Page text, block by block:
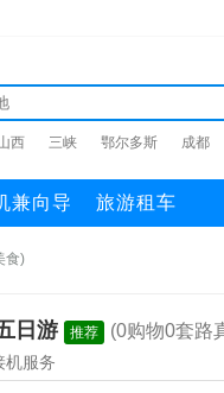
西 三峡 鄂尔多斯 成都
兼向导 旅游租车
食)
日游 推荐 (0购物0套路
机服务